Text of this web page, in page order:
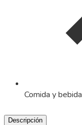
Comida y bebida
Descripción